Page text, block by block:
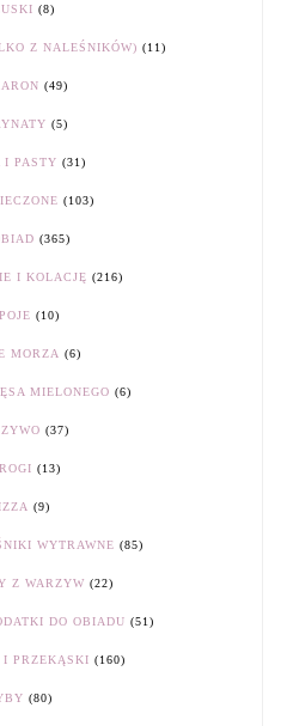
(8)
Z NALEŚNIKÓW) (11)
(49)
(5)
I PASTY (31)
(103)
(365)
I KOLACJĘ (216)
(10)
MORZA (6)
MIELONEGO (6)
(37)
(13)
(9)
WYTRAWNE (85)
Z WARZYW (22)
DO OBIADU (51)
I PRZEKĄSKI (160)
(80)